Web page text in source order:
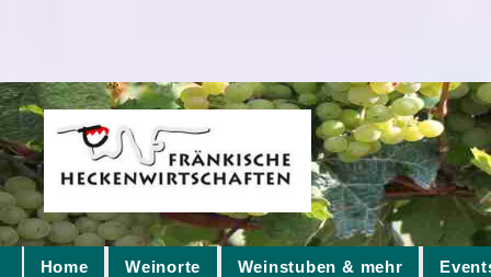
Home Weinorte Weinstuben & mehr